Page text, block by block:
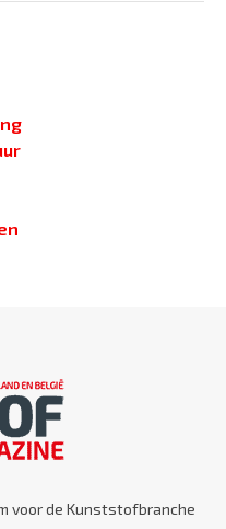
voor de Kunststofbranche